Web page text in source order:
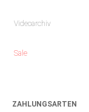
Videoarchiv
Sale
ZAHLUNGSARTEN